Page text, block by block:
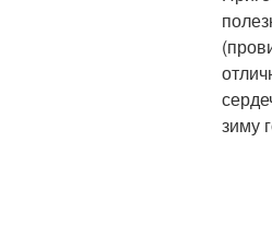
зиму